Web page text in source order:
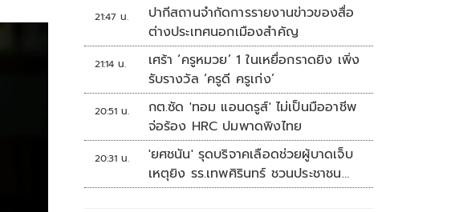
21:47 น.
ปากีสถานจำกัดการรายงานข่าวของสื่อ
ต่างประเทศนอกเมืองสำคัญ
21:14 น.
เศร้า ‘ครูหมวย’ 1 ในเหยื่อกราดยิง เพิ่ง
รับรางวัล ‘ครูดี ครูเก่ง’
20:51 น.
กต.ซัด 'ทอม แอนดรูส์' ไม่เป็นมืออาชีพ
จ่อร้อง HRC ปมพาดพิงไทย
20:31 น.
'ยศชนัน' รุดบริจาคเลือดช่วยผู้บาดเจ็บ
เหตุยิง รร.เทพศิรินทร์ ชวนประชาชน
ร่วมบริจาค